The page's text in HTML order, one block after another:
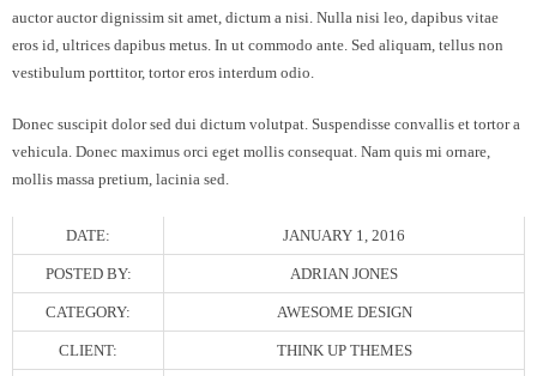
auctor auctor dignissim sit amet, dictum a nisi. Nulla nisi leo, dapibus vitae
eros id, ultrices dapibus metus. In ut commodo ante. Sed aliquam, tellus non
vestibulum porttitor, tortor eros interdum odio.
Donec suscipit dolor sed dui dictum volutpat. Suspendisse convallis et tortor a
vehicula. Donec maximus orci eget mollis consequat. Nam quis mi ornare,
mollis massa pretium, lacinia sed.
DATE: JANUARY 1, 2016
POSTED BY: ADRIAN JONES
CATEGORY: AWESOME DESIGN
CLIENT: THINK UP THEMES